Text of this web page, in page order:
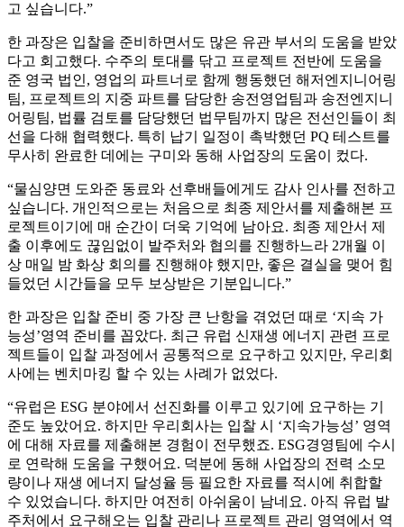
고 싶습니다.”
한 과장은 입찰을 준비하면서도 많은 유관 부서의 도움을 받았
다고 회고했다. 수주의 토대를 닦고 프로젝트 전반에 도움을
준 영국 법인, 영업의 파트너로 함께 행동했던 해저엔지니어링
팀, 프로젝트의 지중 파트를 담당한 송전영업팀과 송전엔지니
어링팀, 법률 검토를 담당했던 법무팀까지 많은 전선인들이 최
선을 다해 협력했다. 특히 납기 일정이 촉박했던 PQ 테스트를
무사히 완료한 데에는 구미와 동해 사업장의 도움이 컸다.
“물심양면 도와준 동료와 선후배들에게도 감사 인사를 전하고
싶습니다. 개인적으로는 처음으로 최종 제안서를 제출해본 프
로젝트이기에 매 순간이 더욱 기억에 남아요. 최종 제안서 제
출 이후에도 끊임없이 발주처와 협의를 진행하느라 2개월 이
상 매일 밤 화상 회의를 진행해야 했지만, 좋은 결실을 맺어 힘
들었던 시간들을 모두 보상받은 기분입니다.”
한 과장은 입찰 준비 중 가장 큰 난항을 겪었던 때로 ‘지속 가
능성’영역 준비를 꼽았다. 최근 유럽 신재생 에너지 관련 프로
젝트들이 입찰 과정에서 공통적으로 요구하고 있지만, 우리회
사에는 벤치마킹 할 수 있는 사례가 없었다.
“유럽은 ESG 분야에서 선진화를 이루고 있기에 요구하는 기
준도 높았어요. 하지만 우리회사는 입찰 시 ‘지속가능성’ 영역
에 대해 자료를 제출해본 경험이 전무했죠. ESG경영팀에 수시
로 연락해 도움을 구했어요. 덕분에 동해 사업장의 전력 소모
량이나 재생 에너지 달성율 등 필요한 자료를 적시에 취합할
수 있었습니다. 하지만 여전히 아쉬움이 남네요. 아직 유럽 발
주처에서 요구해오는 입찰 관리나 프로젝트 관리 영역에서 역